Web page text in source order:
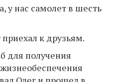
у нас самолет в шесть
к друзьям.
для получения